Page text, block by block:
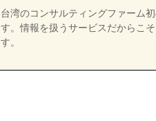
台湾のコンサルティングファーム
す。情報を扱うサービスだからこ
す。